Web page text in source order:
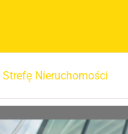
Strefę Nieruchomości